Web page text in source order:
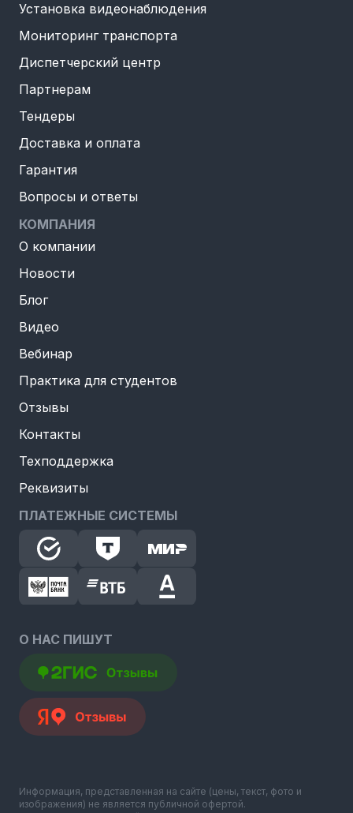
Установка видеонаблюдения
Мониторинг транспорта
Диспетчерский центр
Партнерам
Тендеры
Доставка и оплата
Гарантия
Вопросы и ответы
КОМПАНИЯ
О компании
Новости
Блог
Видео
Вебинар
Практика для студентов
Отзывы
Контакты
Техподдержка
Реквизиты
ПЛАТЕЖНЫЕ СИСТЕМЫ
О НАС ПИШУТ
Информация, представленная на сайте (цены, текст, фото и
изображения) не является публичной офертой.